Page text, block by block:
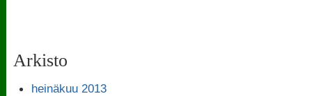
Arkisto
heinäkuu 2013